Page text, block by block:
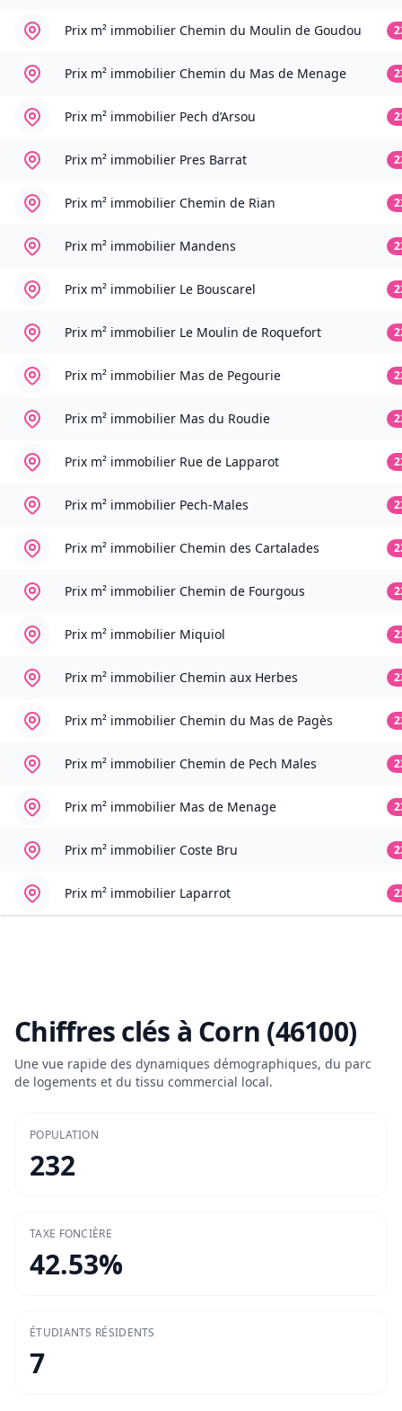
Prix m² immobilier Chemin du Moulin de Goudou
Prix m² immobilier Chemin du Mas de Menage
Prix m² immobilier Pech d’Arsou
Prix m² immobilier Pres Barrat
Prix m² immobilier Chemin de Rian
Prix m² immobilier Mandens
Prix m² immobilier Le Bouscarel
Prix m² immobilier Le Moulin de Roquefort
Prix m² immobilier Mas de Pegourie
Prix m² immobilier Mas du Roudie
Prix m² immobilier Rue de Lapparot
Prix m² immobilier Pech-Males
Prix m² immobilier Chemin des Cartalades
Prix m² immobilier Chemin de Fourgous
Prix m² immobilier Miquiol
Prix m² immobilier Chemin aux Herbes
Prix m² immobilier Chemin du Mas de Pagès
Prix m² immobilier Chemin de Pech Males
Prix m² immobilier Mas de Menage
Prix m² immobilier Coste Bru
Prix m² immobilier Laparrot
Chiffres clés à Corn (46100)
Une vue rapide des dynamiques démographiques, du parc
de logements et du tissu commercial local.
POPULATION
232
TAXE FONCIÈRE
42.53%
ÉTUDIANTS RÉSIDENTS
7